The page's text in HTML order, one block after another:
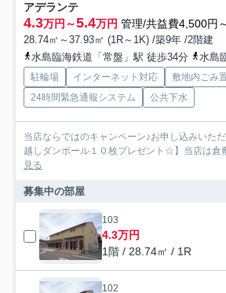
アデランテ
4.3万円～5.4万円 管理/共益費4,500円
28.74㎡～37.93㎡ (1R～1K) /築9年 /2階建
水島臨海鉄道「常盤」駅 徒歩34分
水島臨海鉄道「
駐輪場 インターネット対応
敷地内ごみ
24時間緊急通報システム
公共下水
当店ならではのキャンペーン♪お申し込みいた
越しダンボール１０枚プレゼント☆】当店は倉
見る
募集中の部屋
103
4.3万円
1階 / 28.74㎡ / 1R
102